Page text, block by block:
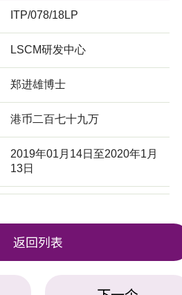
ITP/078/18LP
LSCM研发中心
郑进雄博士
港币二百七十九万
2019年01月14日至2020年1月
13日
返回列表